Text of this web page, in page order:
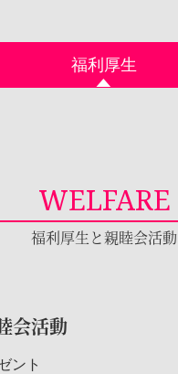
福利厚生
WELFARE
福利厚生と親睦会活動
会活動
ント